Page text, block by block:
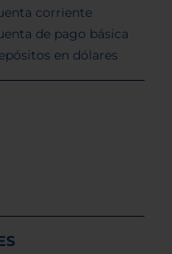
corriente
de pago básica
en dólares